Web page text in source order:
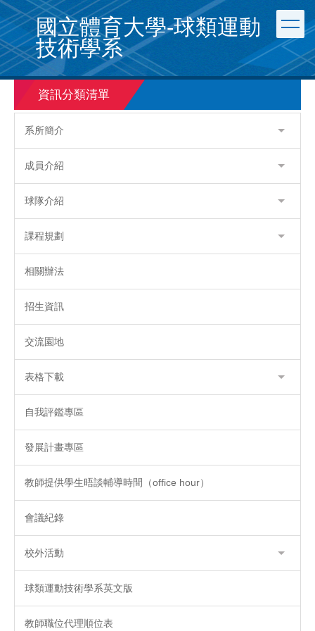
跳
到
主
要
內
國立體育大學-球類運動
技術學系
資訊分類清單
系所簡介
成員介紹
球隊介紹
課程規劃
相關辦法
招生資訊
交流園地
表格下載
自我評鑑專區
發展計畫專區
教師提供學生晤談輔導時間（office hour）
會議紀錄
校外活動
球類運動技術學系英文版
教師職位代理順位表